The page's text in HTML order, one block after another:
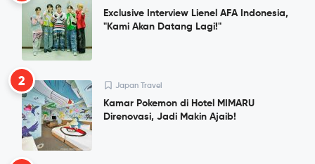
Exclusive Interview Lienel AFA Indonesia,
"Kami Akan Datang Lagi!"
2 Japan Travel
Kamar Pokemon di Hotel MIMARU
Direnovasi, Jadi Makin Ajaib!